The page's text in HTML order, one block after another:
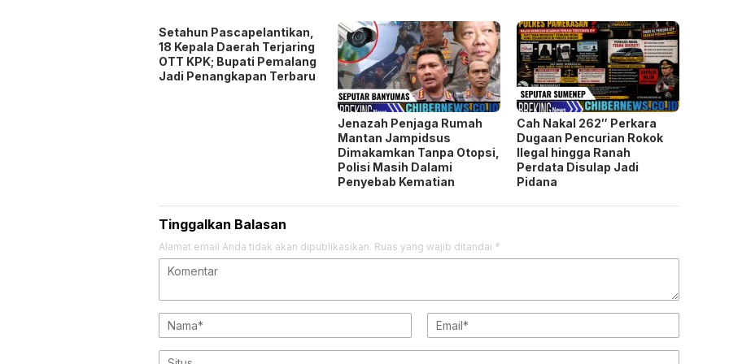
Setahun Pascapelantikan,
18 Kepala Daerah Terjaring
OTT KPK; Bupati Pemalang
Jadi Penangkapan Terbaru
Jenazah Penjaga Rumah
Mantan Jampidsus
Dimakamkan Tanpa Otopsi,
Polisi Masih Dalami
Penyebab Kematian
Cah Nakal 262″ Perkara
Dugaan Pencurian Rokok
Ilegal hingga Ranah
Perdata Disulap Jadi
Pidana
Tinggalkan Balasan
Alamat email Anda tidak akan dipublikasikan. Ruas yang wajib ditandai *